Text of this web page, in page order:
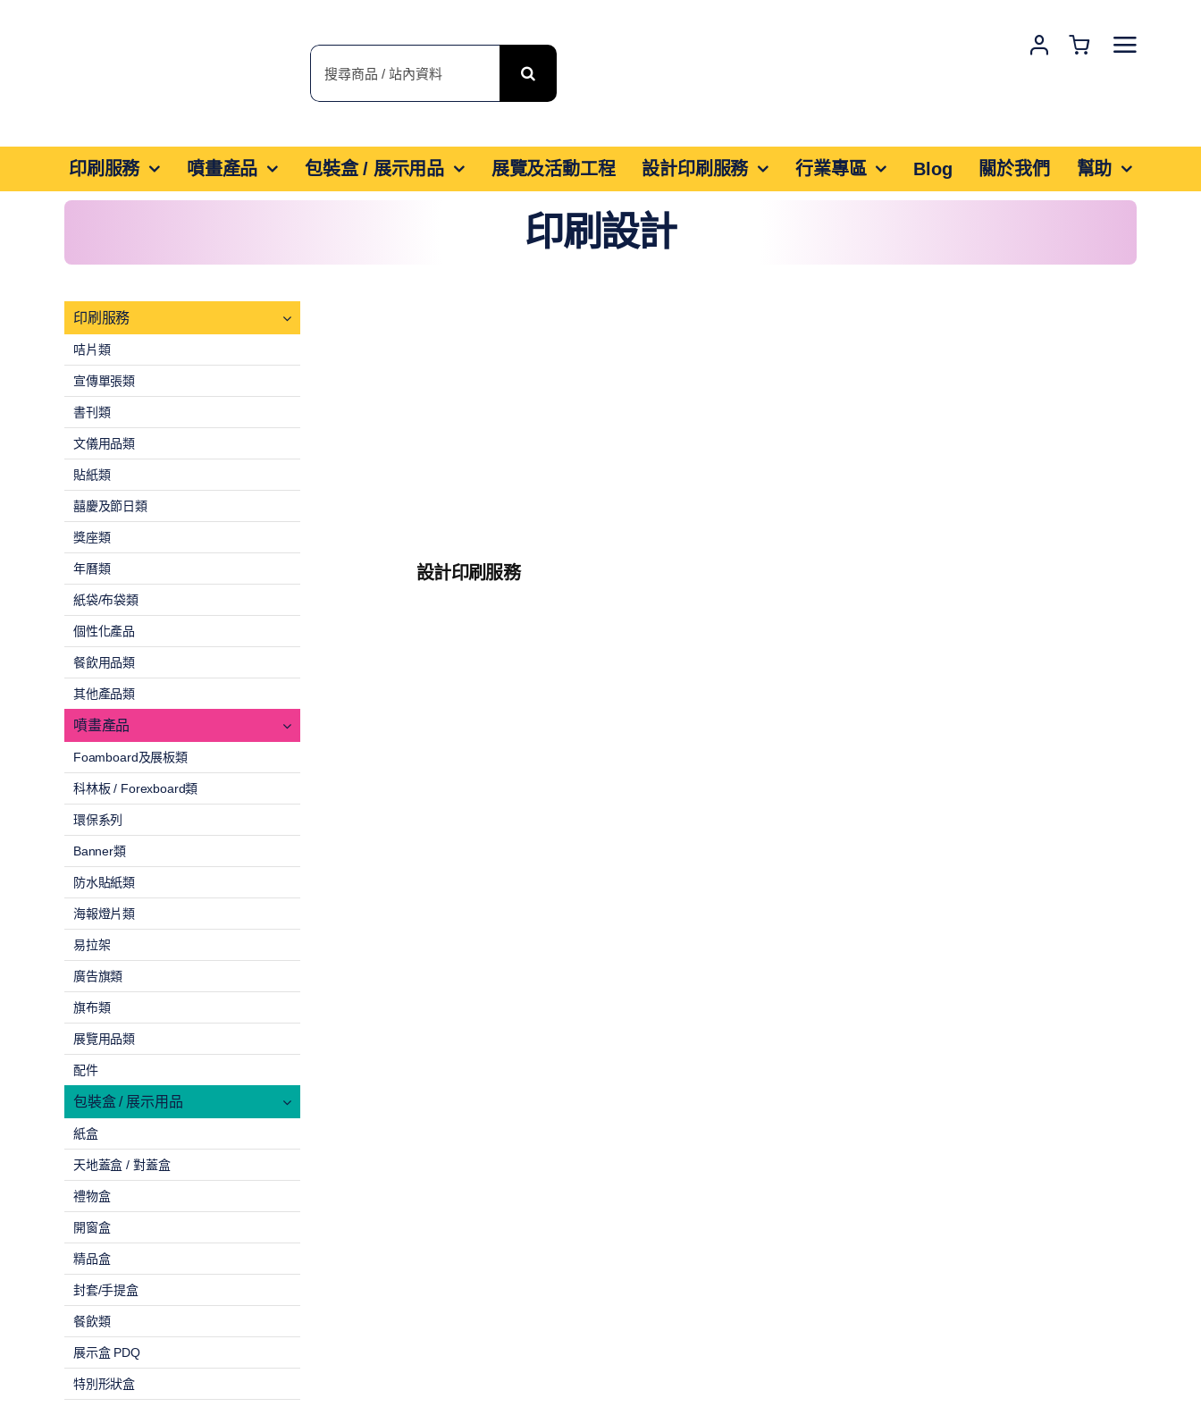
搜
印刷服務 噴畫產品 包裝盒 / 展示用品 展覽及活動工程 設計印刷服務 行業專區 Blog 關於我們 幫助
印刷設計
印刷服務
咭片類
宣傳單張類
書刊類
文儀用品類
貼紙類
囍慶及節日類
獎座類
年曆類
紙袋/布袋類
個性化產品
餐飲用品類
其他產品類
噴畫產品
Foamboard及展板類
科林板 / Forexboard類
環保系列
Banner類
防水貼紙類
海報燈片類
易拉架
廣告旗類
旗布類
展覽用品類
配件
包裝盒 / 展示用品
紙盒
天地蓋盒 / 對蓋盒
禮物盒
開窗盒
精品盒
封套/手提盒
餐飲類
展示盒 PDQ
特別形狀盒
設計印刷服務